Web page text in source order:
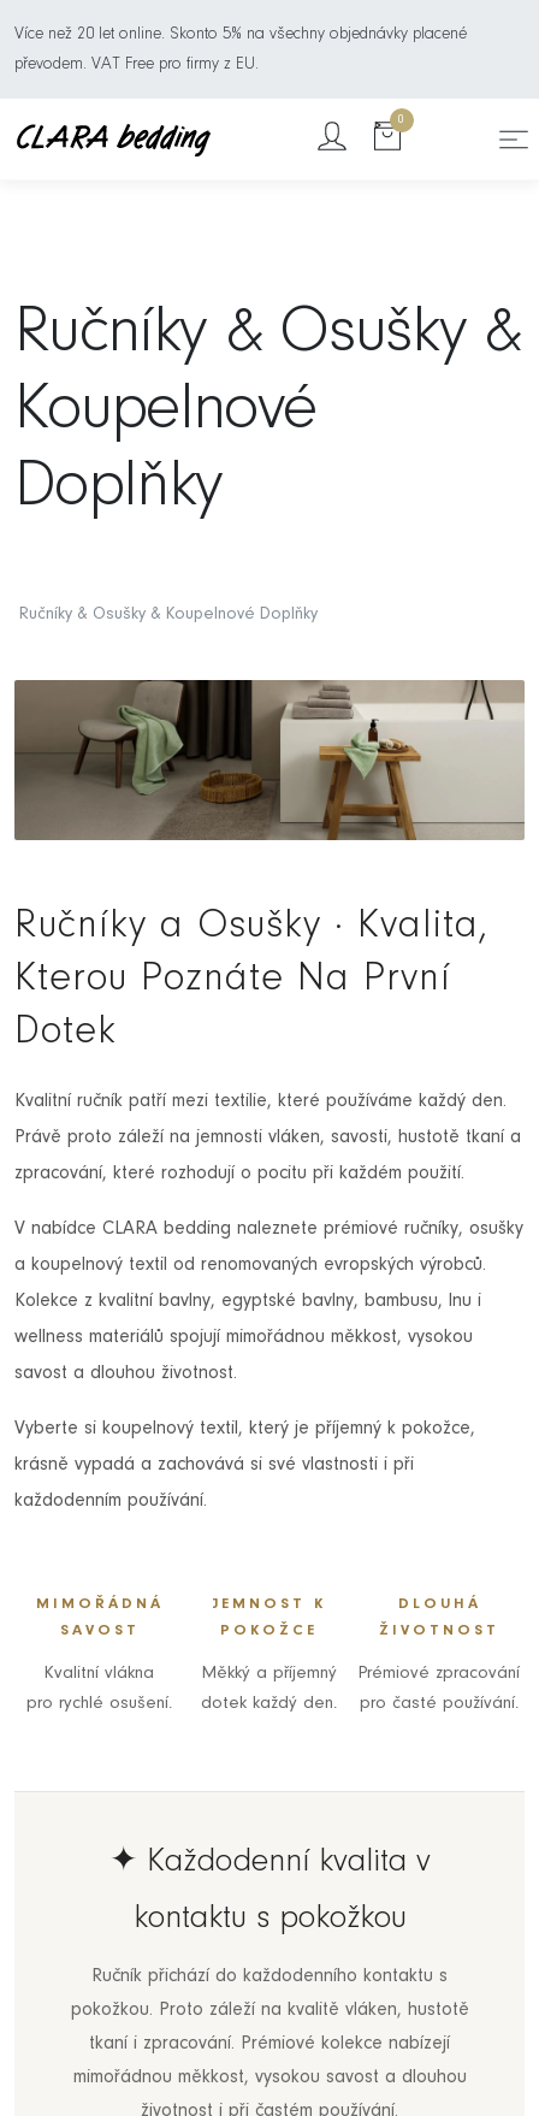
Více než 20 let online. Skonto 5% na všechny objednávky placené
převodem. VAT Free pro firmy z EU.
0
Ručníky & Osušky &
Koupelnové
Doplňky
Ručníky & Osušky & Koupelnové Doplňky
Ručníky a Osušky · Kvalita,
Kterou Poznáte Na První
Dotek
Kvalitní ručník patří mezi textilie, které používáme každý den.
Právě proto záleží na jemnosti vláken, savosti, hustotě tkaní a
zpracování, které rozhodují o pocitu při každém použití.
V nabídce CLARA bedding naleznete prémiové ručníky, osušky
a koupelnový textil od renomovaných evropských výrobců.
Kolekce z kvalitní bavlny, egyptské bavlny, bambusu, lnu i
wellness materiálů spojují mimořádnou měkkost, vysokou
savost a dlouhou životnost.
Vyberte si koupelnový textil, který je příjemný k pokožce,
krásně vypadá a zachovává si své vlastnosti i při
každodenním používání.
MIMOŘÁDNÁ
SAVOST
Kvalitní vlákna
pro rychlé osušení.
JEMNOST K
POKOŽCE
Měkký a příjemný
dotek každý den.
DLOUHÁ
ŽIVOTNOST
Prémiové zpracování
pro časté používání.
✦ Každodenní kvalita v
kontaktu s pokožkou
Ručník přichází do každodenního kontaktu s
pokožkou. Proto záleží na kvalitě vláken, hustotě
tkaní i zpracování. Prémiové kolekce nabízejí
mimořádnou měkkost, vysokou savost a dlouhou
životnost i při častém používání.